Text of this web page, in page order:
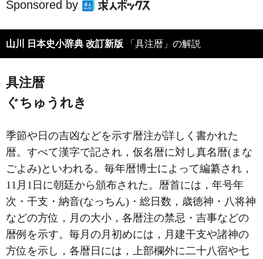
Sponsored by
山川 日本史小辞典 改訂新版 「具注暦」の解説
具注暦
ぐちゅうれき
季節や日の吉凶などを示す暦注が詳しく書かれた
暦。すべて漢字で記され，仮名暦に対し真名暦(まな
ごよみ)といわれる。毎年暦博士によって編纂され，
11月1日に朝廷から頒布された。暦首には，年号年
次・干支・納音(なっちん)・総日数，歳徳神・八将神
などの方位，月の大小，各暦注の禁忌・吉事などの
暦例を示す。毎月の月初めには，月建干支や諸神の
方位を示し，各暦日には，上部欄外に二十八宿や七